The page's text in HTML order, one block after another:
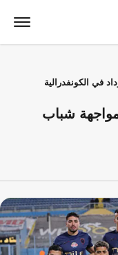
في الكونفدرالية
شباب